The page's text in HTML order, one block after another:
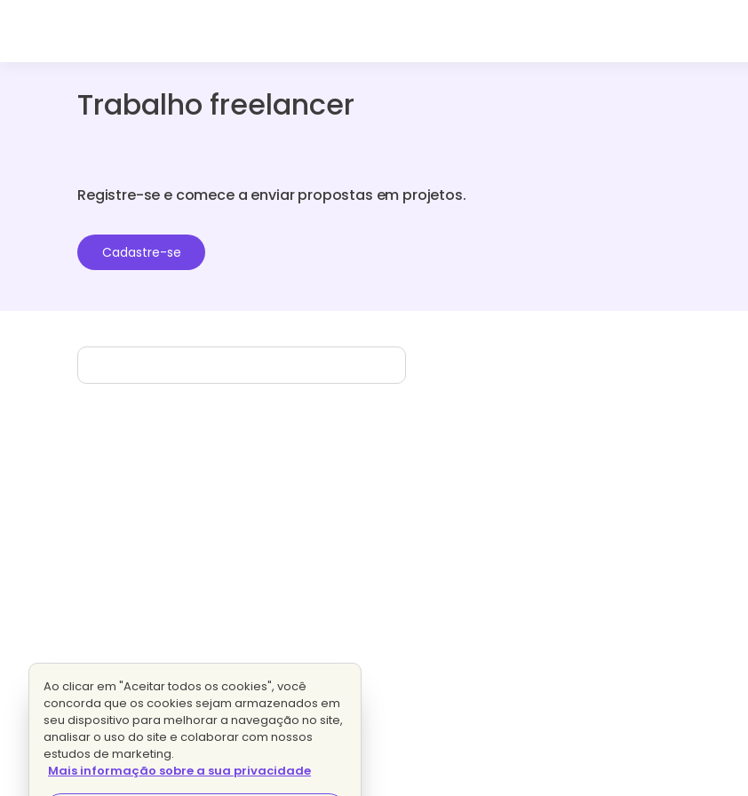
Trabalho freelancer
Registre-se e comece a enviar propostas em projetos.
Cadastre-se
Ao clicar em "Aceitar todos os cookies", você
concorda que os cookies sejam armazenados em
seu dispositivo para melhorar a navegação no site,
analisar o uso do site e colaborar com nossos
estudos de marketing.
Mais informação sobre a sua privacidade